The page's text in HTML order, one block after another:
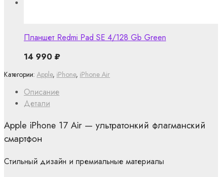
Описание
Детали
Apple iPhone 17 Air — ультратонкий флагманский
смартфон
Стильный дизайн и премиальные материалы
Категории: Apple, iPhone, iPhone Air
Планшет Redmi Pad SE 4/128 Gb Green
14 990 ₽